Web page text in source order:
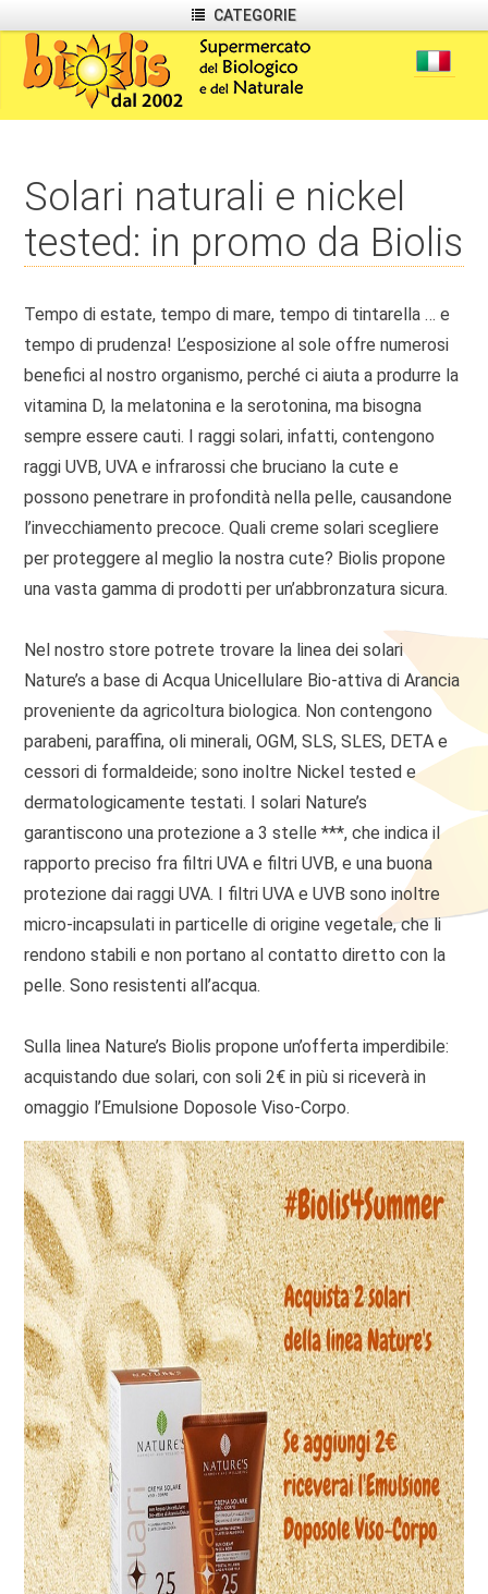
CATEGORIE
Solari naturali e nickel
tested: in promo da Biolis
Tempo di estate, tempo di mare, tempo di tintarella … e
tempo di prudenza! L’esposizione al sole offre numerosi
benefici al nostro organismo, perché ci aiuta a produrre la
vitamina D, la melatonina e la serotonina, ma bisogna
sempre essere cauti. I raggi solari, infatti, contengono
raggi UVB, UVA e infrarossi che bruciano la cute e
possono penetrare in profondità nella pelle, causandone
l’invecchiamento precoce. Quali creme solari scegliere
per proteggere al meglio la nostra cute? Biolis propone
una vasta gamma di prodotti per un’abbronzatura sicura.
Nel nostro store potrete trovare la linea dei solari
Nature’s a base di Acqua Unicellulare Bio-attiva di Arancia
proveniente da agricoltura biologica. Non contengono
parabeni, paraffina, oli minerali, OGM, SLS, SLES, DETA e
cessori di formaldeide; sono inoltre Nickel tested e
dermatologicamente testati. I solari Nature’s
garantiscono una protezione a 3 stelle ***, che indica il
rapporto preciso fra filtri UVA e filtri UVB, e una buona
protezione dai raggi UVA. I filtri UVA e UVB sono inoltre
micro-incapsulati in particelle di origine vegetale, che li
rendono stabili e non portano al contatto diretto con la
pelle. Sono resistenti all’acqua.
Sulla linea Nature’s Biolis propone un’offerta imperdibile:
acquistando due solari, con soli 2€ in più si riceverà in
omaggio l’Emulsione Doposole Viso-Corpo.